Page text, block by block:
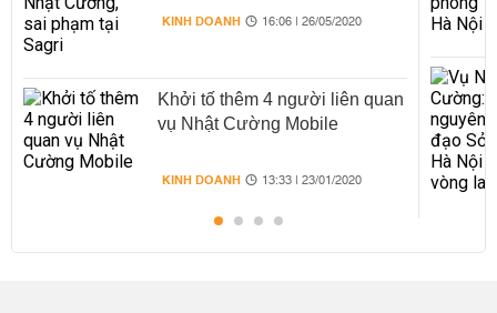
KINH DOANH 16:06 | 26/05/2020
Khởi tố thêm 4 người liên quan
vụ Nhật Cường Mobile
KINH DOANH 13:33 | 23/01/2020